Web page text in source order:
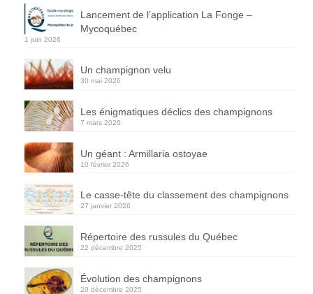
Lancement de l’application La Fonge –
Mycoquébec
1 juin 2026
Un champignon velu
30 mai 2026
Les énigmatiques déclics des champignons
7 mars 2026
Un géant : Armillaria ostoyae
10 février 2026
Le casse-tête du classement des champignons
27 janvier 2026
Répertoire des russules du Québec
22 décembre 2025
Évolution des champignons
20 décembre 2025